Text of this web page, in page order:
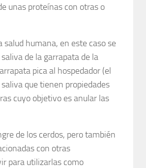
unas proteínas con otras o
humana, en este caso se
de la garrapata de la
pica al hospedador (el
que tienen propiedades
cuyo objetivo es anular las
de los cerdos, pero también
con otras
para utilizarlas como